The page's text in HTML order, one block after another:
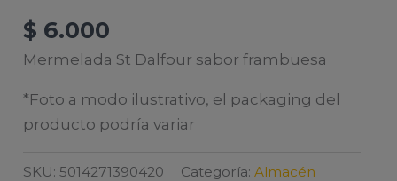
$ 6.000
Mermelada St Dalfour sabor frambuesa
*Foto a modo ilustrativo, el packaging del
producto podría variar
SKU:5014271390420 Categoría:Almacén